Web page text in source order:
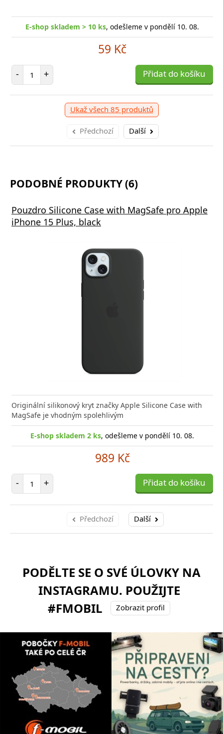
E-shop skladem > 10 ks, odešleme v pondělí 10. 08.
59 Kč
- Počet položek
+ Přidat do košíku
Ukaž všech 85 produktů
Předchozí Další
PODOBNÉ PRODUKTY (6)
Pouzdro Silicone Case with MagSafe pro Apple
iPhone 15 Plus, black
Originální silikonový kryt značky Apple Silicone Case with
MagSafe je vhodným spolehlivým
E-shop skladem 2 ks, odešleme v pondělí 10. 08.
989 Kč
- Počet položek
+ Přidat do košíku
Předchozí Další
PODĚLTE SE O SVÉ ÚLOVKY NA
INSTAGRAMU. POUŽIJTE
#FMOBIL
Zobrazit profil